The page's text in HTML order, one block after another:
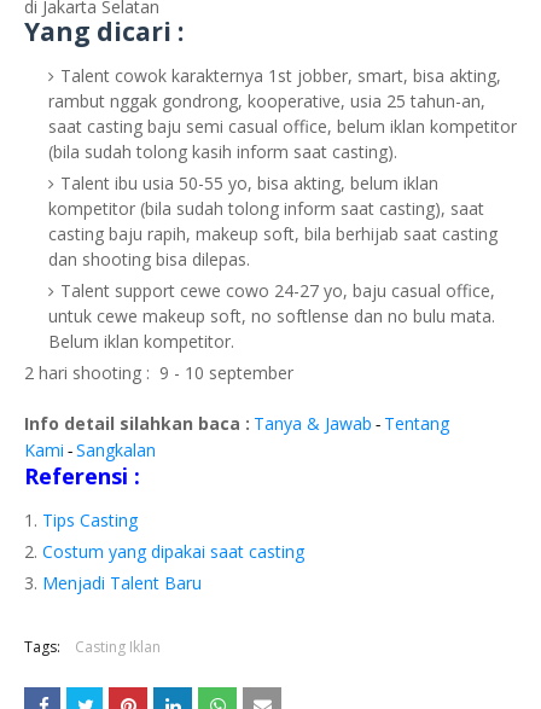
di Jakarta Selatan
Yang dicari :
Talent cowok karakternya 1st jobber, smart, bisa akting,
rambut nggak gondrong, kooperative, usia 25 tahun-an,
saat casting baju semi casual office, belum iklan kompetitor
(bila sudah tolong kasih inform saat casting).
Talent ibu usia 50-55 yo, bisa akting, belum iklan
kompetitor (bila sudah tolong inform saat casting), saat
casting baju rapih, makeup soft, bila berhijab saat casting
dan shooting bisa dilepas.
Talent support cewe cowo 24-27 yo, baju casual office,
untuk cewe makeup soft, no softlense dan no bulu mata.
Belum iklan kompetitor.
2 hari shooting : 9 - 10 september
Info detail silahkan baca : Tanya & Jawab - Tentang
Kami - Sangkalan
Referensi :
Tips Casting
Costum yang dipakai saat casting
Menjadi Talent Baru
Tags: Casting Iklan